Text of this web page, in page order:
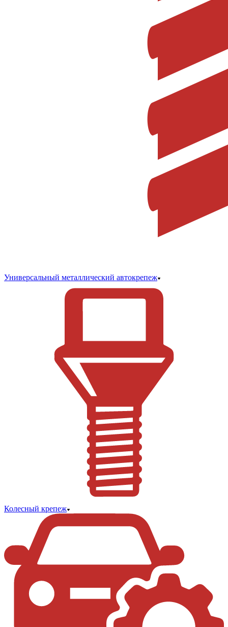
Универсальный металлический автокрепеж
Колесный крепеж